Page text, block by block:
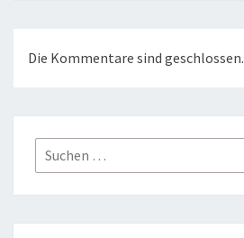
Die Kommentare sind geschlossen.
Suchen
nach: